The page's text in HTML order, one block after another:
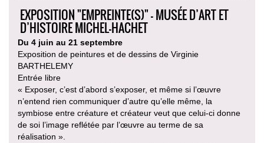
EXPOSITION "EMPREINTE(S)" - MUSÉE D’ART ET
D’HISTOIRE MICHEL-HACHET
Du 4 juin au 21 septembre
Exposition de peintures et de dessins de Virginie
BARTHELEMY
Entrée libre
« Exposer, c’est d’abord s’exposer, et même si l’œuvre
n’entend rien communiquer d’autre qu’elle même, la
symbiose entre créature et créateur veut que celui-ci donne
de soi l’image reflétée par l’œuvre au terme de sa
réalisation ».